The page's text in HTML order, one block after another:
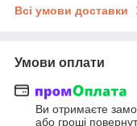
Всі умови доставки
Умови оплати
Ви отримаєте
або гроші